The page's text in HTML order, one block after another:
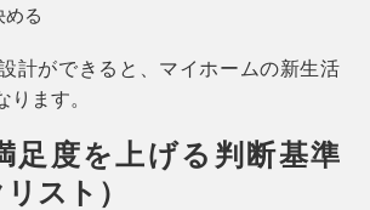
める
計ができると、マイホームの新生活
ります。
足度を上げる判断基準
スト）